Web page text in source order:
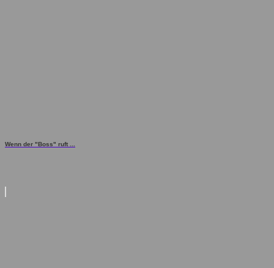
Wenn der "Boss" ruft ...